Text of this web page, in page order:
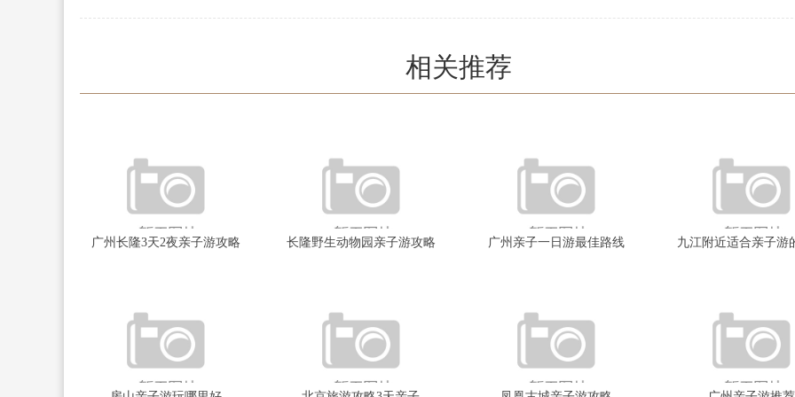
相关推荐
广州长隆3天2夜亲子游攻略 长隆野生动物园亲子游攻略 广州亲子一日游最佳路线 九江附近适合亲子游